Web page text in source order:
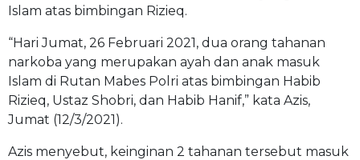
Islam atas bimbingan Rizieq.
“Hari Jumat, 26 Februari 2021, dua orang tahanan
narkoba yang merupakan ayah dan anak masuk
Islam di Rutan Mabes Polri atas bimbingan Habib
Rizieq, Ustaz Shobri, dan Habib Hanif,” kata Azis,
Jumat (12/3/2021).
Azis menyebut, keinginan 2 tahanan tersebut masuk